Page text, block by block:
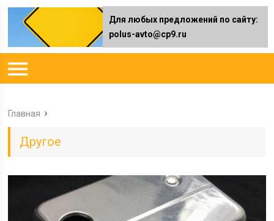
Главная
Другое
Для любых предложений по сайту:
polus-avto@cp9.ru